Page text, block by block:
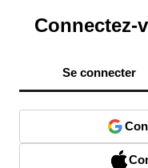
Connectez-
Se connecter